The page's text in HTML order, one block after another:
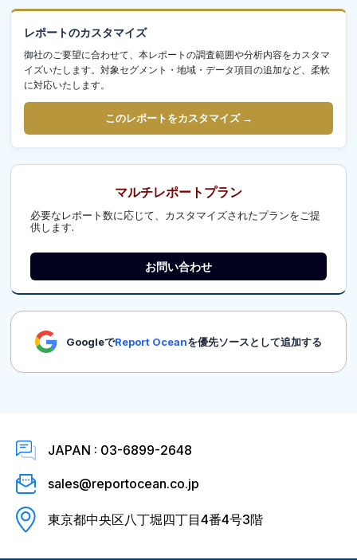
レポートのカスタマイズ
御社のご要望に合わせて、本レポートの調査範囲や分析内容をカスタマ
イズいたします。対象セグメント・地域・データ項目の追加など、柔軟
に対応いたします。
このレポートをカスタマイズ →
マルチレポートプラン
必要なレポート数に応じて、カスタマイズされたプランをご提
供します.
お問い合わせ
GoogleでReport Oceanを優先ソースとして追加する
JAPAN : 03-6899-2648
sales@reportocean.co.jp
東京都中央区八丁堀四丁目4番4号3階